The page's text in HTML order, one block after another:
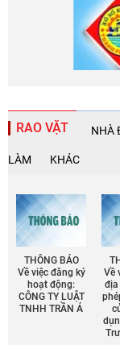
RAO VẶT NHÀ
LÀM KHÁC
THÔNG BÁO
Về việc đăng ký
hoạt động:
CÔNG TY LUẬT
TNHH TRẦN Á
Về
địa